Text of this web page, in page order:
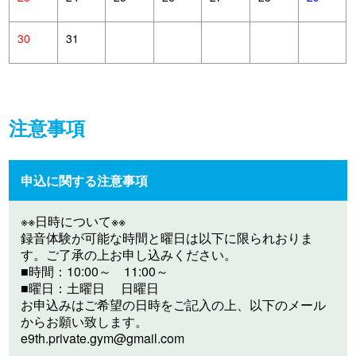
30 31
注意事項
申込に関する注意事項
※※日時について※※
録音体験が可能な時間と曜日は以下に限られおりま
す。ご了承の上お申し込みください。
■時間：10:00～ 11:00～
■曜日：土曜日 日曜日
お申込みはご希望の日時をご記入の上、以下のメール
からお願い致します。
e9th.private.gym@gmail.com